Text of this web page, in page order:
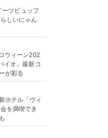
ツビュッフ
しいにゃん
ウィーン202
イオ」最新コ
が彩る
ホテル「ヴィ
を満喫でき